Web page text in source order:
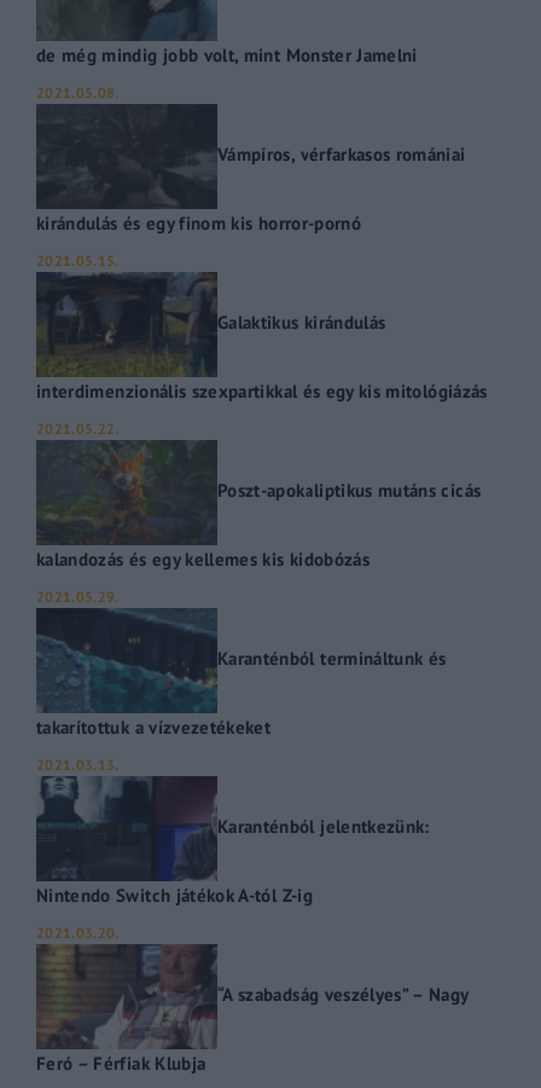
de még mindig jobb volt, mint Monster Jamelni
2021.05.08.
Vámpíros, vérfarkasos romániai
kirándulás és egy finom kis horror-pornó
2021.05.15.
Galaktikus kirándulás
interdimenzionális szexpartikkal és egy kis mitológiázás
2021.05.22.
Poszt-apokaliptikus mutáns cicás
kalandozás és egy kellemes kis kidobózás
2021.05.29.
Karanténból termináltunk és
takarítottuk a vízvezetékeket
2021.03.13.
Karanténból jelentkezünk:
Nintendo Switch játékok A-tól Z-ig
2021.03.20.
“A szabadság veszélyes” – Nagy
Feró – Férfiak Klubja